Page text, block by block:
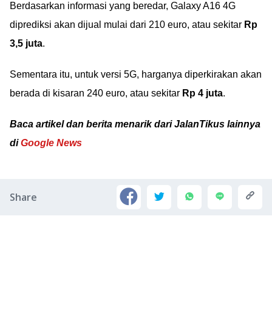
Berdasarkan informasi yang beredar, Galaxy A16 4G
diprediksi akan dijual mulai dari 210 euro, atau sekitar Rp
3,5 juta.
Sementara itu, untuk versi 5G, harganya diperkirakan akan
berada di kisaran 240 euro, atau sekitar Rp 4 juta.
Baca artikel dan berita menarik dari JalanTikus lainnya
diGoogle News
Share